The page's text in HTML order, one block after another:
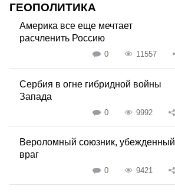
ГЕОПОЛИТИКА
Америка все еще мечтает
расчленить Россию
0 11557
Сербия в огне гибридной войны
Запада
0 9992
Вероломный союзник, убежденный
враг
0 9421